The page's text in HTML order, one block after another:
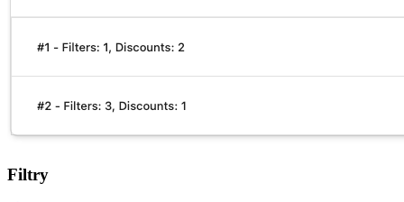
Filtry